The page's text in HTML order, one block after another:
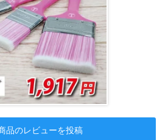
品のレビューを投稿